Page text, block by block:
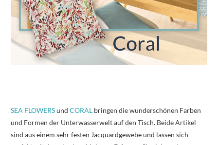
SEA FLOWERSundCORAL bringen die wunderschönen Farben
und Formen der Unterwasserwelt auf den Tisch. Beide Artikel
sind aus einem sehr festen Jacquardgewebe und lassen sich